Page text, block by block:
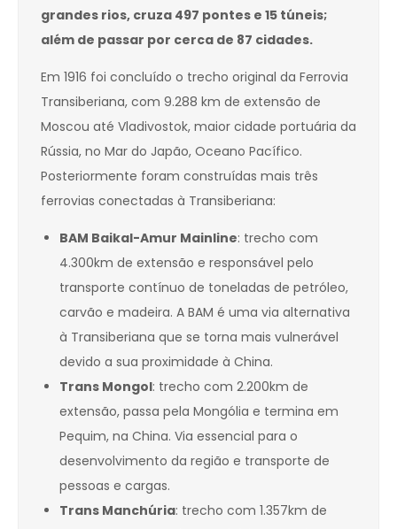
grandes rios, cruza 497 pontes e 15 túneis;
além de passar por cerca de 87 cidades.
Em 1916 foi concluído o trecho original da Ferrovia
Transiberiana, com 9.288 km de extensão de
Moscou até Vladivostok, maior cidade portuária da
Rússia, no Mar do Japão, Oceano Pacífico.
Posteriormente foram construídas mais três
ferrovias conectadas à Transiberiana:
BAM Baikal-Amur Mainline: trecho com
4.300km de extensão e responsável pelo
transporte contínuo de toneladas de petróleo,
carvão e madeira. A BAM é uma via alternativa
à Transiberiana que se torna mais vulnerável
devido a sua proximidade à China.
Trans Mongol: trecho com 2.200km de
extensão, passa pela Mongólia e termina em
Pequim, na China. Via essencial para o
desenvolvimento da região e transporte de
pessoas e cargas.
Trans Manchúria: trecho com 1.357km de